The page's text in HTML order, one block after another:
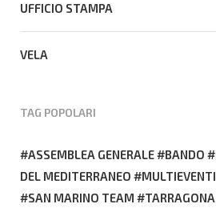
UFFICIO STAMPA
VELA
TAG POPOLARI
ASSEMBLEA GENERALE BANDO
DEL MEDITERRANEO
MULTIEVENTI
SAN MARINO TEAM
TARRAGONA